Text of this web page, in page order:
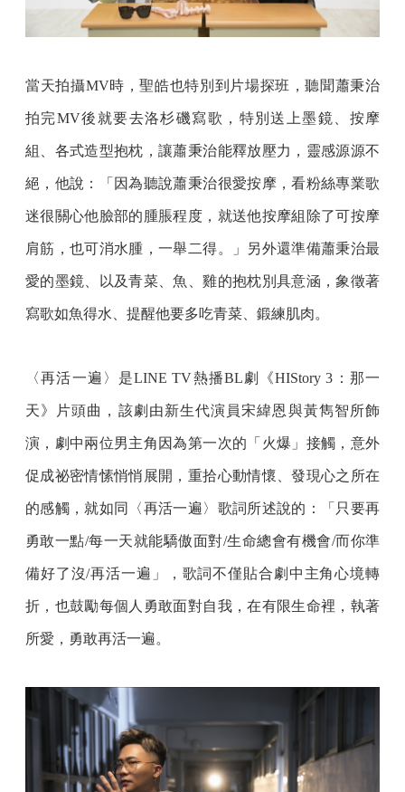
當天拍攝MV時，聖皓也特別到片場探班，聽聞蕭秉治
拍完MV後就要去洛杉磯寫歌，特別送上墨鏡、按摩
組、各式造型抱枕，讓蕭秉治能釋放壓力，靈感源源不
絕，他說：「因為聽說蕭秉治很愛按摩，看粉絲專業歌
迷很關心他臉部的腫脹程度，就送他按摩組除了可按摩
肩筋，也可消水腫，一舉二得。」另外還準備蕭秉治最
愛的墨鏡、以及青菜、魚、雞的抱枕別具意涵，象徵著
寫歌如魚得水、提醒他要多吃青菜、鍛練肌肉。
〈再活一遍〉是LINE TV熱播BL劇《HIStory 3：那一
天》片頭曲，該劇由新生代演員宋緯恩與黃雋智所飾
演，劇中兩位男主角因為第一次的「火爆」接觸，意外
促成祕密情愫悄悄展開，重拾心動情懷、發現心之所在
的感觸，就如同〈再活一遍〉歌詞所述說的：「只要再
勇敢一點/每一天就能驕傲面對/生命總會有機會/而你準
備好了沒/再活一遍」，歌詞不僅貼合劇中主角心境轉
折，也鼓勵每個人勇敢面對自我，在有限生命裡，執著
所愛，勇敢再活一遍。